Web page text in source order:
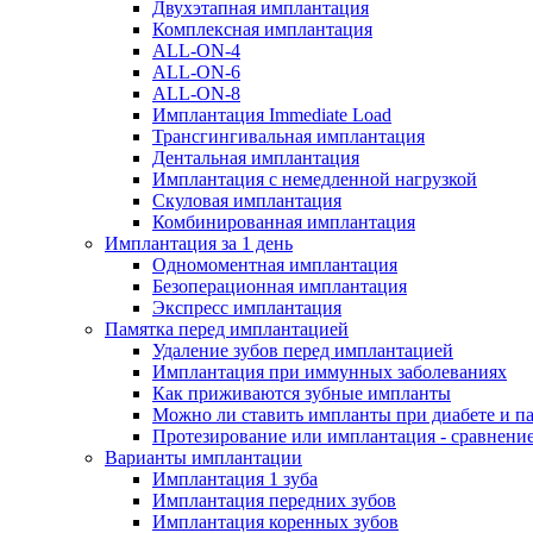
Двухэтапная имплантация
Комплексная имплантация
ALL-ON-4
ALL-ON-6
ALL-ON-8
Имплантация Immediate Load
Трансгингивальная имплантация
Дентальная имплантация
Имплантация с немедленной нагрузкой
Скуловая имплантация
Комбинированная имплантация
Имплантация за 1 день
Одномоментная имплантация
Безоперационная имплантация
Экспресс имплантация
Памятка перед имплантацией
Удаление зубов перед имплантацией
Имплантация при иммунных заболеваниях
Как приживаются зубные импланты
Можно ли ставить импланты при диабете и
Протезирование или имплантация -
Варианты имплантации
Имплантация 1 зуба
Имплантация передних зубов
Имплантация коренных зубов